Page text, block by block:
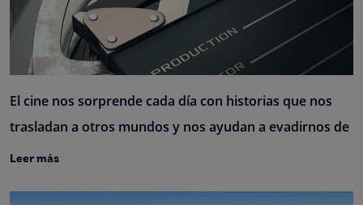
El cine nos sorprende cada día con historias que nos
trasladan a otros mundos y nos ayudan a evadirnos de
Leer más